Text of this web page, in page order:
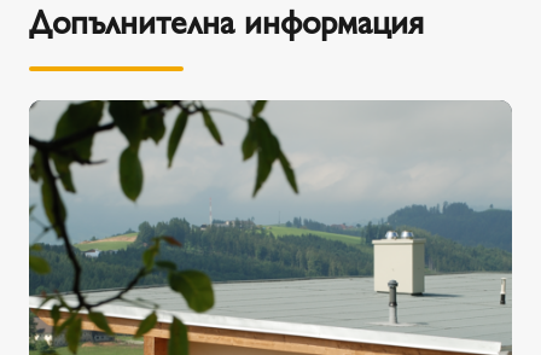
Допълнителна информация